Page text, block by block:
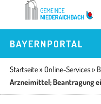
springen
BAYERNPORTAL
Startseite» Online-Services»